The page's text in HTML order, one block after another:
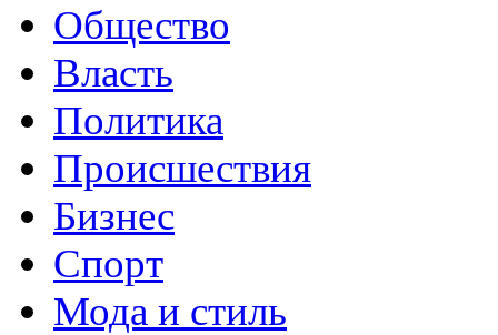
Общество
Власть
Политика
Происшествия
Бизнес
Спорт
Мода и стиль